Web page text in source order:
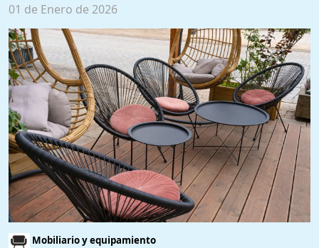
01 de Enero de 2026
Mobiliario y equipamiento